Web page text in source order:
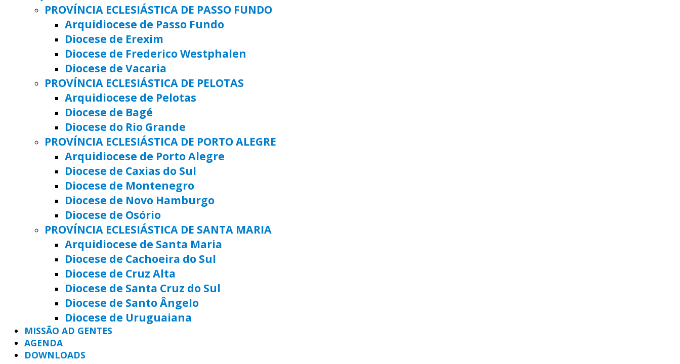
PROVÍNCIA ECLESIÁSTICA DE PASSO FUNDO
Arquidiocese de Passo Fundo
Diocese de Erexim
Diocese de Frederico Westphalen
Diocese de Vacaria
PROVÍNCIA ECLESIÁSTICA DE PELOTAS
Arquidiocese de Pelotas
Diocese de Bagé
Diocese do Rio Grande
PROVÍNCIA ECLESIÁSTICA DE PORTO ALEGRE
Arquidiocese de Porto Alegre
Diocese de Caxias do Sul
Diocese de Montenegro
Diocese de Novo Hamburgo
Diocese de Osório
PROVÍNCIA ECLESIÁSTICA DE SANTA MARIA
Arquidiocese de Santa Maria
Diocese de Cachoeira do Sul
Diocese de Cruz Alta
Diocese de Santa Cruz do Sul
Diocese de Santo Ângelo
Diocese de Uruguaiana
MISSÃO AD GENTES
AGENDA
DOWNLOADS